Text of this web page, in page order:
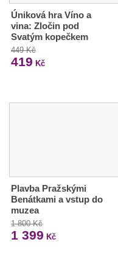
Úniková hra Víno a
vina: Zločin pod
Svatým kopečkem
449 Kč
419 Kč
Plavba Pražskými
Benátkami a vstup do
muzea
1 800 Kč
1 399 Kč